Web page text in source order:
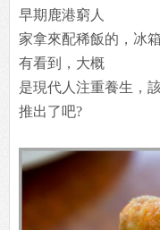
早期鹿港窮人
家拿來配稀飯的，冰
有看到，大概
是現代人注重養生，
推出了吧?